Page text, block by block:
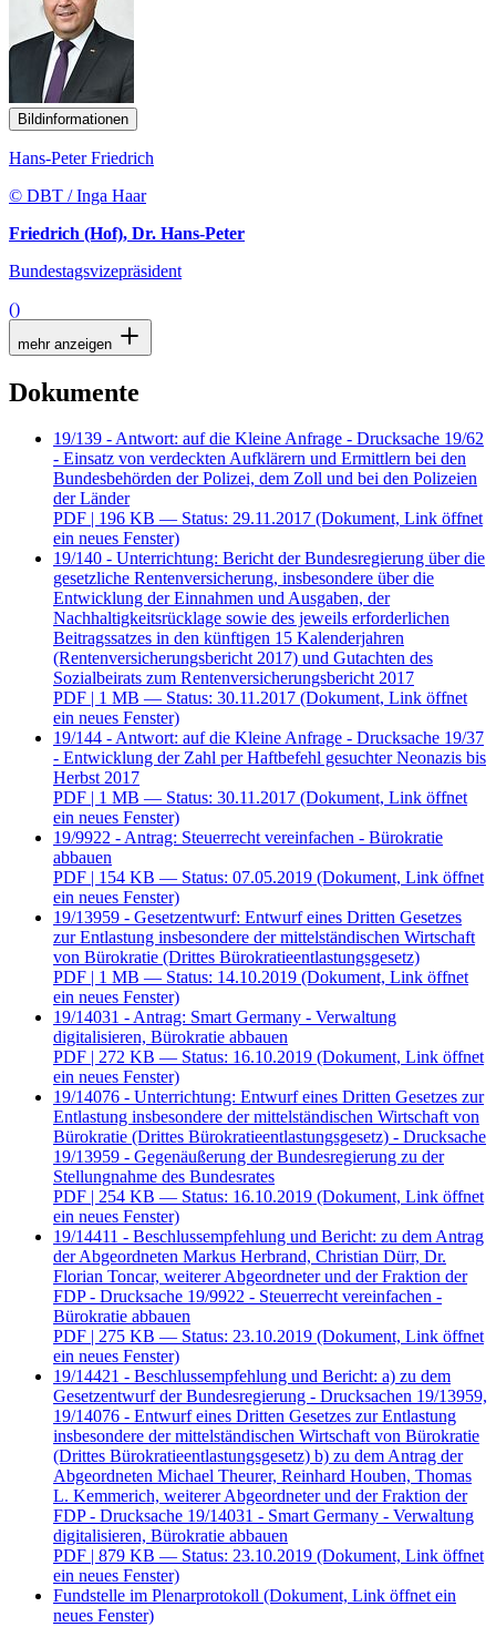
Bildinformationen
Hans-Peter Friedrich
© DBT / Inga Haar
Friedrich (Hof), Dr. Hans-Peter
Bundestagsvizepräsident
()
mehr anzeigen
Dokumente
19/139 - Antwort: auf die Kleine Anfrage - Drucksache 19/62
- Einsatz von verdeckten Aufklärern und Ermittlern bei den
Bundesbehörden der Polizei, dem Zoll und bei den Polizeien
der Länder
PDF | 196 KB — Status: 29.11.2017 (Dokument, Link öffnet
ein neues Fenster)
19/140 - Unterrichtung: Bericht der Bundesregierung über die
gesetzliche Rentenversicherung, insbesondere über die
Entwicklung der Einnahmen und Ausgaben, der
Nachhaltigkeitsrücklage sowie des jeweils erforderlichen
Beitragssatzes in den künftigen 15 Kalenderjahren
(Rentenversicherungsbericht 2017) und Gutachten des
Sozialbeirats zum Rentenversicherungsbericht 2017
PDF | 1 MB — Status: 30.11.2017 (Dokument, Link öffnet
ein neues Fenster)
19/144 - Antwort: auf die Kleine Anfrage - Drucksache 19/37
- Entwicklung der Zahl per Haftbefehl gesuchter Neonazis bis
Herbst 2017
PDF | 1 MB — Status: 30.11.2017 (Dokument, Link öffnet
ein neues Fenster)
19/9922 - Antrag: Steuerrecht vereinfachen - Bürokratie
abbauen
PDF | 154 KB — Status: 07.05.2019 (Dokument, Link öffnet
ein neues Fenster)
19/13959 - Gesetzentwurf: Entwurf eines Dritten Gesetzes
zur Entlastung insbesondere der mittelständischen Wirtschaft
von Bürokratie (Drittes Bürokratieentlastungsgesetz)
PDF | 1 MB — Status: 14.10.2019 (Dokument, Link öffnet
ein neues Fenster)
19/14031 - Antrag: Smart Germany - Verwaltung
digitalisieren, Bürokratie abbauen
PDF | 272 KB — Status: 16.10.2019 (Dokument, Link öffnet
ein neues Fenster)
19/14076 - Unterrichtung: Entwurf eines Dritten Gesetzes zur
Entlastung insbesondere der mittelständischen Wirtschaft von
Bürokratie (Drittes Bürokratieentlastungsgesetz) - Drucksache
19/13959 - Gegenäußerung der Bundesregierung zu der
Stellungnahme des Bundesrates
PDF | 254 KB — Status: 16.10.2019 (Dokument, Link öffnet
ein neues Fenster)
19/14411 - Beschlussempfehlung und Bericht: zu dem Antrag
der Abgeordneten Markus Herbrand, Christian Dürr, Dr.
Florian Toncar, weiterer Abgeordneter und der Fraktion der
FDP - Drucksache 19/9922 - Steuerrecht vereinfachen -
Bürokratie abbauen
PDF | 275 KB — Status: 23.10.2019 (Dokument, Link öffnet
ein neues Fenster)
19/14421 - Beschlussempfehlung und Bericht: a) zu dem
Gesetzentwurf der Bundesregierung - Drucksachen 19/13959,
19/14076 - Entwurf eines Dritten Gesetzes zur Entlastung
insbesondere der mittelständischen Wirtschaft von Bürokratie
(Drittes Bürokratieentlastungsgesetz) b) zu dem Antrag der
Abgeordneten Michael Theurer, Reinhard Houben, Thomas
L. Kemmerich, weiterer Abgeordneter und der Fraktion der
FDP - Drucksache 19/14031 - Smart Germany - Verwaltung
digitalisieren, Bürokratie abbauen
PDF | 879 KB — Status: 23.10.2019 (Dokument, Link öffnet
ein neues Fenster)
Fundstelle im Plenarprotokoll (Dokument, Link öffnet ein
neues Fenster)